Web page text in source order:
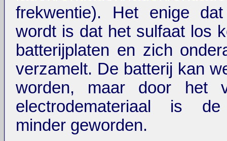
frekwentie). Het enige
wordt is dat het sulfaat los
batterijplaten en zich
verzamelt. De batterij kan
worden, maar door het
electrodemateriaal is
minder geworden.